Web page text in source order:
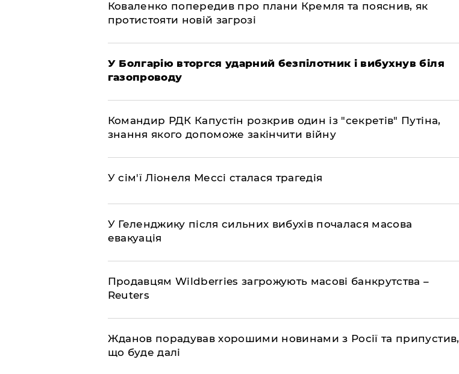
Коваленко попередив про плани Кремля та пояснив, як
протистояти новій загрозі
У Болгарію вторгся ударний безпілотник і вибухнув біля
газопроводу
Командир РДК Капустін розкрив один із "секретів" Путіна,
знання якого допоможе закінчити війну
У сім'ї Ліонеля Мессі сталася трагедія
У Геленджику після сильних вибухів почалася масова
евакуація
Продавцям Wildberries загрожують масові банкрутства –
Reuters
Жданов порадував хорошими новинами з Росії та припустив,
що буде далі